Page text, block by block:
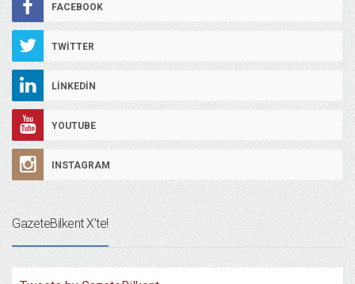
FACEBOOK
TWITTER
LINKEDIN
YOUTUBE
INSTAGRAM
GazeteBilkent X’te!